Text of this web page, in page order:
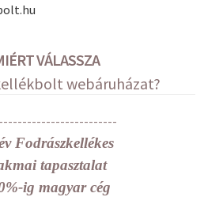
VÁLASSZA
webáruházat?
Fodrászkellékes
tapasztalat
ig magyar cég